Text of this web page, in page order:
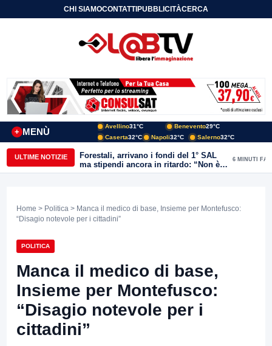
CHI SIAMOCONTATTIPUBBLICITÀCERCA
MENÙ
+
Avellino31°C Benevento29°C
Caserta32°C Napoli32°C Salerno32°C
ULTIME NOTIZIE
Forestali, arrivano i fondi del 1° SAL
ma stipendi ancora in ritardo: “Non è
più sostenibile”
6 MINUTI FA
Home > Politica > Manca il medico di base, Insieme per Montefusco:
“Disagio notevole per i cittadini”
POLITICA
Manca il medico di base,
Insieme per Montefusco:
“Disagio notevole per i
cittadini”